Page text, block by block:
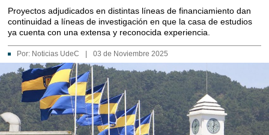
Proyectos adjudicados en distintas líneas de financiamiento dan
continuidad a líneas de investigación en que la casa de estudios
ya cuenta con una extensa y reconocida experiencia.
Por: Noticias UdeC 03 de Noviembre 2025